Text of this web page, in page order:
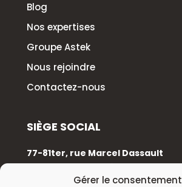
Gérer le consentement
Blog
Nos expertises
Groupe Astek
Nous rejoindre
Contactez-nous
SIÈGE SOCIAL
77-81ter, rue Marcel Dassault
92100 Boulogne-Billancourt